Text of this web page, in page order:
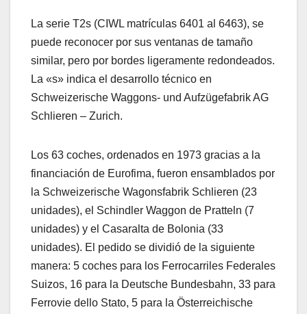
La serie T2s (CIWL matrículas 6401 al 6463), se
puede reconocer por sus ventanas de tamaño
similar, pero por bordes ligeramente redondeados.
La «s» indica el desarrollo técnico en
Schweizerische Waggons- und Aufzügefabrik AG
Schlieren – Zurich.
Los 63 coches, ordenados en 1973 gracias a la
financiación de Eurofima, fueron ensamblados por
la Schweizerische Wagonsfabrik Schlieren (23
unidades), el Schindler Waggon de Pratteln (7
unidades) y el Casaralta de Bolonia (33
unidades). El pedido se dividió de la siguiente
manera: 5 coches para los Ferrocarriles Federales
Suizos, 16 para la Deutsche Bundesbahn, 33 para
Ferrovie dello Stato, 5 para la Österreichische